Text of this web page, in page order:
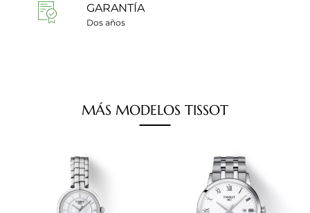
GARANTÍA
Dos años
MÁS MODELOS TISSOT